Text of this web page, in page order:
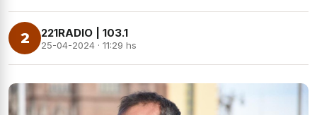
2 221RADIO | 103.1
25-04-2024 · 11:29 hs